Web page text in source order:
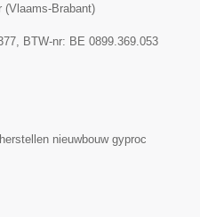
(Vlaams-Brabant)
, BTW-nr: BE 0899.369.053
nieuwbouw gyproc